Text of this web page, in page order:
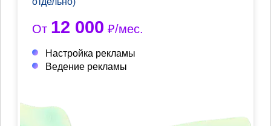
От 12 000 ₽/мес.
Настройка рекламы
Ведение рекламы